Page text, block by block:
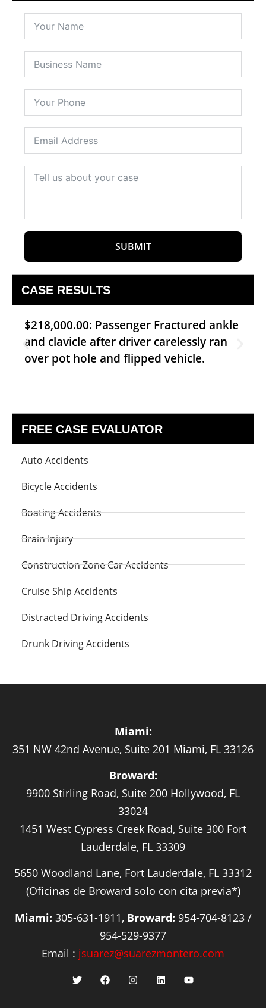
SUBMIT
CASE RESULTS
$218,000.00: Passenger Fractured ankle
and clavicle after driver carelessly ran
over pot hole and flipped vehicle.
FREE CASE EVALUATOR
Auto Accidents
Bicycle Accidents
Boating Accidents
Brain Injury
Construction Zone Car Accidents
Cruise Ship Accidents
Distracted Driving Accidents
Drunk Driving Accidents
Miami:
351 NW 42nd Avenue, Suite 201 Miami, FL 33126
Broward:
9900 Stirling Road, Suite 200 Hollywood, FL
33024
1451 West Cypress Creek Road, Suite 300 Fort
Lauderdale, FL 33309
5650 Woodland Lane, Fort Lauderdale, FL 33312
(Oficinas de Broward solo con cita previa*)
Miami: 305-631-1911, Broward: 954-704-8123 /
954-529-9377
Email : jsuarez@suarezmontero.com